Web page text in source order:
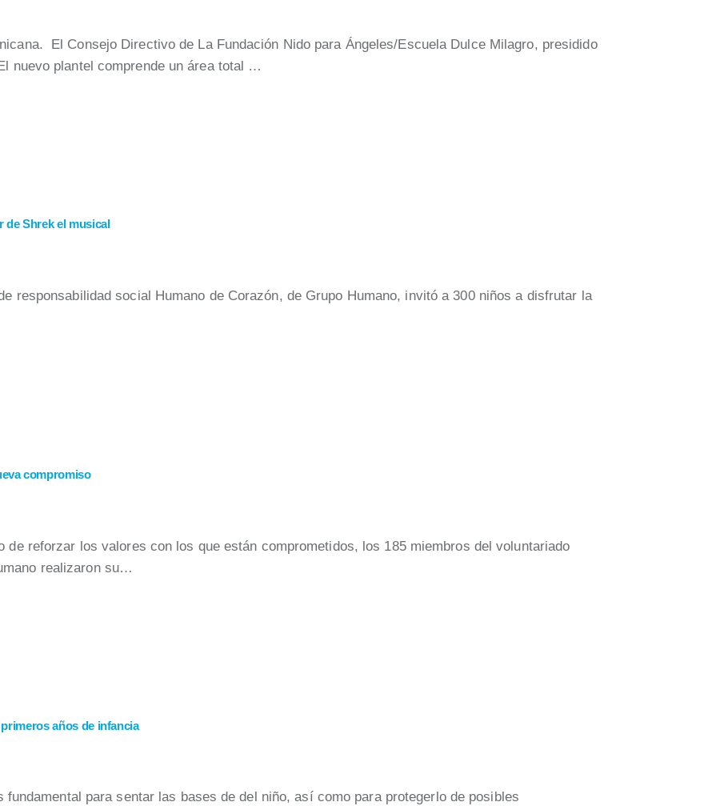
El Consejo Directivo de La Fundación Nido para Ángeles/Escuela Dulce Milagro, presidido
nuevo plantel comprende un área total …
de Shrek el musical
responsabilidad social Humano de Corazón, de Grupo Humano, invitó a 300 niños a disfrutar la
compromiso
de reforzar los valores con los que están comprometidos, los 185 miembros del voluntariado
realizaron su…
años de infancia
para sentar las bases de del niño, así como para protegerlo de posibles